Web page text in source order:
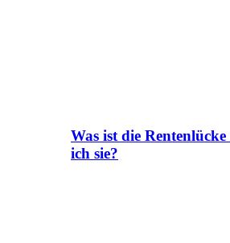
Was ist die
ich sie?